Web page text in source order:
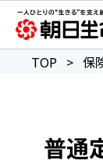
TOP > 保
普通